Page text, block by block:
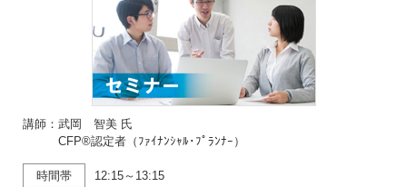
講師：武岡 智美 氏
CFP®認定者（ﾌｧｲﾅﾝｼｬﾙ･ﾌﾟﾗﾝﾅｰ）
時間帯 12:15～13:15